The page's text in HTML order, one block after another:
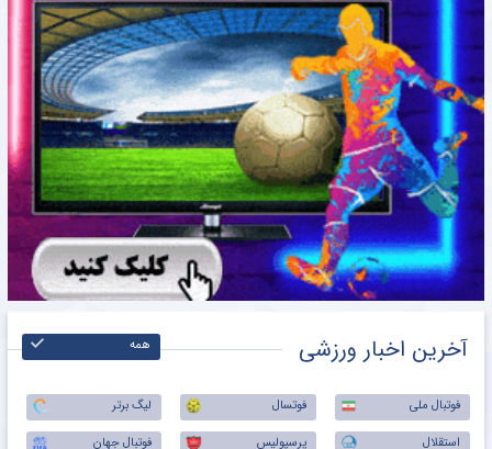
آخرین اخبار ورزشی همه
فوتبال ملی فوتسال
لیگ برتر
استقلال
پرسپولیس فوتبال جهان